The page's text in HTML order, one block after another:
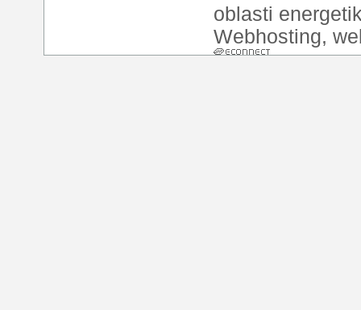
oblasti
Webhosting,